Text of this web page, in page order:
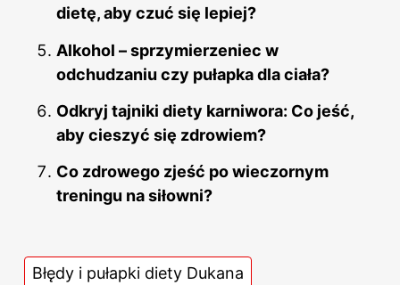
dietę, aby czuć się lepiej?
Alkohol – sprzymierzeniec w
odchudzaniu czy pułapka dla ciała?
Odkryj tajniki diety karniwora: Co jeść,
aby cieszyć się zdrowiem?
Co zdrowego zjeść po wieczornym
treningu na siłowni?
Błędy i pułapki diety Dukana